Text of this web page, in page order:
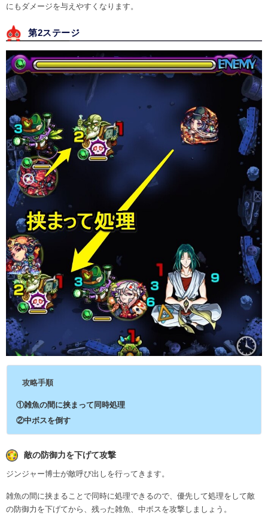
にもダメージを与えやすくなります。
第2ステージ
攻略手順
①雑魚の間に挟まって同時処理
②中ボスを倒す
敵の防御力を下げて攻撃
ジンジャー博士が敵呼び出しを行ってきます。
雑魚の間に挟まることで同時に処理できるので、優先して処理をして敵
の防御力を下げてから、残った雑魚、中ボスを攻撃しましょう。